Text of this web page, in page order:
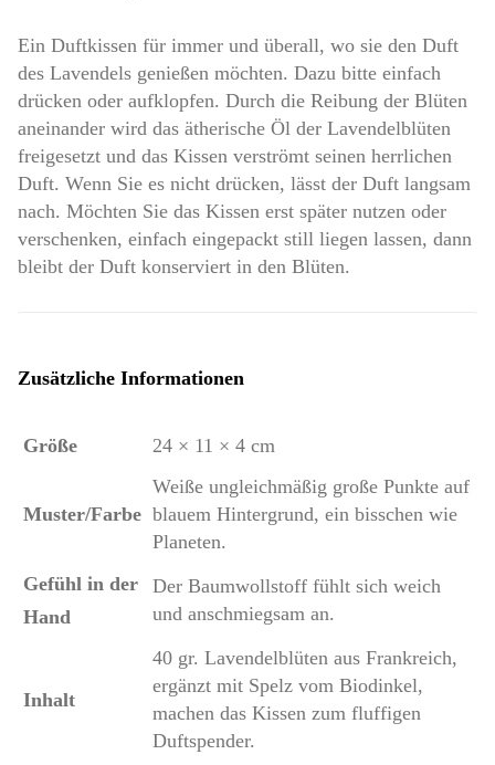
Ein Duftkissen für immer und überall, wo sie den Duft
des Lavendels genießen möchten. Dazu bitte einfach
drücken oder aufklopfen. Durch die Reibung der Blüten
aneinander wird das ätherische Öl der Lavendelblüten
freigesetzt und das Kissen verströmt seinen herrlichen
Duft. Wenn Sie es nicht drücken, lässt der Duft langsam
nach. Möchten Sie das Kissen erst später nutzen oder
verschenken, einfach eingepackt still liegen lassen, dann
bleibt der Duft konserviert in den Blüten.
Zusätzliche Informationen
Größe 24 × 11 × 4 cm
Muster/Farbe
Weiße ungleichmäßig große Punkte auf
blauem Hintergrund, ein bisschen wie
Planeten.
Gefühl in der
Hand
Der Baumwollstoff fühlt sich weich
und anschmiegsam an.
Inhalt
40 gr. Lavendelblüten aus Frankreich,
ergänzt mit Spelz vom Biodinkel,
machen das Kissen zum fluffigen
Duftspender.